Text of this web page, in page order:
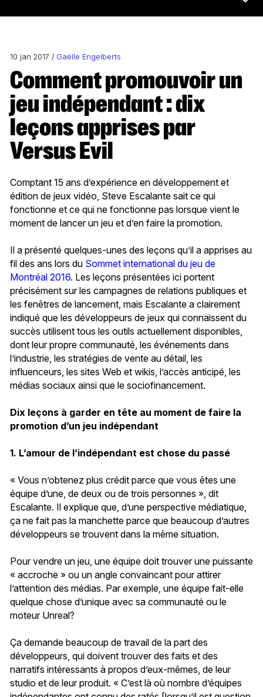
10 jan 2017 / Gaëlle Engelberts
Comment promouvoir un
jeu indépendant : dix
leçons apprises par
Versus Evil
Comptant 15 ans d’expérience en développement et
édition de jeux vidéo, Steve Escalante sait ce qui
fonctionne et ce qui ne fonctionne pas lorsque vient le
moment de lancer un jeu et d’en faire la promotion.
Il a présenté quelques-unes des leçons qu’il a apprises au
fil des ans lors du Sommet international du jeu de
Montréal 2016. Les leçons présentées ici portent
précisément sur les campagnes de relations publiques et
les fenêtres de lancement, mais Escalante a clairement
indiqué que les développeurs de jeux qui connaissent du
succès utilisent tous les outils actuellement disponibles,
dont leur propre communauté, les événements dans
l’industrie, les stratégies de vente au détail, les
influenceurs, les sites Web et wikis, l’accès anticipé, les
médias sociaux ainsi que le sociofinancement.
Dix leçons à garder en tête au moment de faire la
promotion d’un jeu indépendant
1. L’amour de l’indépendant est chose du passé
« Vous n’obtenez plus crédit parce que vous êtes une
équipe d’une, de deux ou de trois personnes », dit
Escalante. Il explique que, d’une perspective médiatique,
ça ne fait pas la manchette parce que beaucoup d’autres
développeurs se trouvent dans la même situation.
Pour vendre un jeu, une équipe doit trouver une puissante
« accroche » ou un angle convaincant pour attirer
l’attention des médias. Par exemple, une équipe fait-elle
quelque chose d’unique avec sa communauté ou le
moteur Unreal?
Ça demande beaucoup de travail de la part des
développeurs, qui doivent trouver des faits et des
narratifs intéressants à propos d’eux-mêmes, de leur
studio et de leur produit. « C’est là où nombre d’équipes